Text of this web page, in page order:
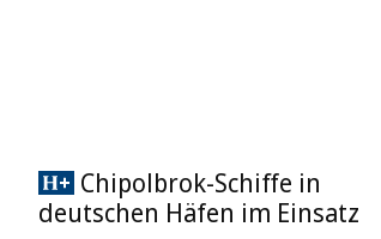
Chipolbrok-Schiffe in
deutschen Häfen im Einsatz